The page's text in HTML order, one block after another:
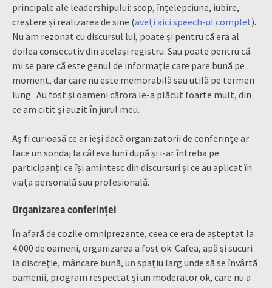
principale ale leadershipului: scop, înțelepciune, iubire,
creștere și realizarea de sine (aveți aici speech-ul complet).
Nu am rezonat cu discursul lui, poate și pentru că era al
doilea consecutiv din același registru. Sau poate pentru că
mi se pare că este genul de informație care pare bună pe
moment, dar care nu este memorabilă sau utilă pe termen
lung. Au fost și oameni cărora le-a plăcut foarte mult, din
ce am citit și auzit în jurul meu.
Aș fi curioasă ce ar ieși dacă organizatorii de conferințe ar
face un sondaj la câteva luni după și i-ar întreba pe
participanți ce își amintesc din discursuri și ce au aplicat în
viața personală sau profesională.
Organizarea conferinței
În afară de cozile omniprezente, ceea ce era de așteptat la
4.000 de oameni, organizarea a fost ok. Cafea, apă și sucuri
la discreție, mâncare bună, un spațiu larg unde să se învârtă
oamenii, program respectat și un moderator ok, care nu a